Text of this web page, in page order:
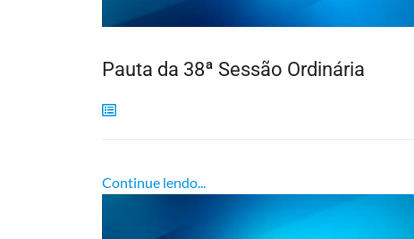
Pauta da 38ª Sessão Ordinária
Continue lendo...